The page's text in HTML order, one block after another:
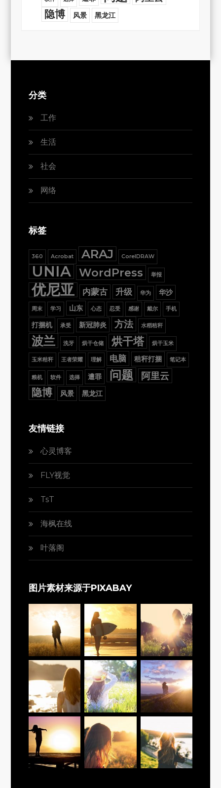
隐博 风景 黑龙江
分类
工作
生活
社会
网络
标签
360 Acrobat ARAJ CorelDRAW
UNIA WordPress 举报
优尼亚 内蒙古 升级 华为 华沙
周末 学习 山东 心态 忍受 感谢 戴尔 手机
打捆机 承受 新冠肺炎 方法 水稻秸秆
波兰 洗牙 烘干仓储 烘干塔 烘干玉米
玉米秸秆 王者荣耀 理解 电脑 秸秆打捆 笔记本
粮机 软件 选择 遭罪 问题 阿里云
隐博 风景 黑龙江
友情链接
心灵博客
FLY视觉
TsT
海枫在线
叶落阁
图片素材来源于PIXABAY